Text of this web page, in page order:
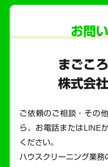
お問
まごこ
株式会
ご依頼のご相談・その
ら、お電話またはLINE
ください。
ハウスクリーニング業務